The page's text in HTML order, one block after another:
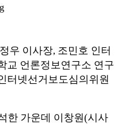
우 이사장, 조민호 인터
교 언론정보연구소 연구
터넷선거보도심의위원
한 가운데 이창원(시사